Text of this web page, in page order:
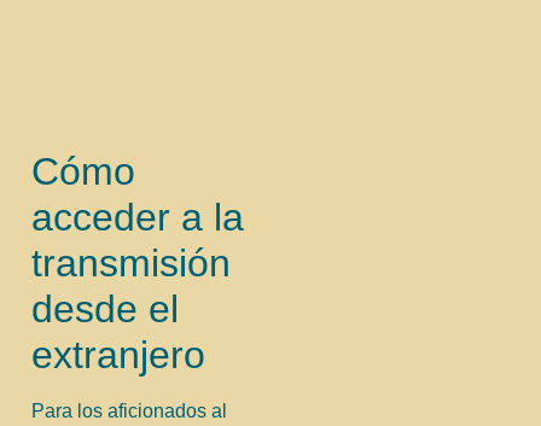
Cómo
acceder a la
transmisión
desde el
extranjero
Para los aficionados al